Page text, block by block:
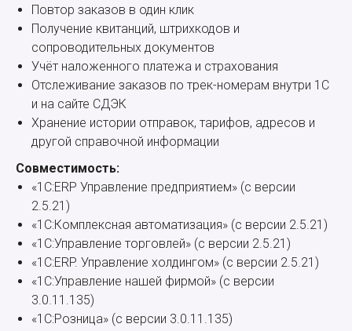
Повтор заказов в один клик
Получение квитанций, штрихкодов и
сопроводительных документов
Учёт наложенного платежа и страхования
Отслеживание заказов по трек-номерам внутри 1С
и на сайте СДЭК
Хранение истории отправок, тарифов, адресов и
другой справочной информации
Совместимость:
«1С:ERP Управление предприятием» (с версии
2.5.21)
«1С:Комплексная автоматизация» (с версии 2.5.21)
«1С:Управление торговлей» (с версии 2.5.21)
«1С:ERP. Управление холдингом» (с версии 2.5.21)
«1С:Управление нашей фирмой» (с версии
3.0.11.135)
«1С:Розница» (с версии 3.0.11.135)